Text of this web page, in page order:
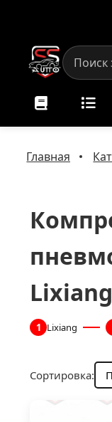
Главная
Lixiang
1 Lixiang
Сортировка: